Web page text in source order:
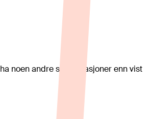
noen andre spesifikasjoner enn vist